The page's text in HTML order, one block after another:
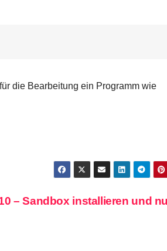
die Bearbeitung ein Programm wie
– Sandbox installieren und